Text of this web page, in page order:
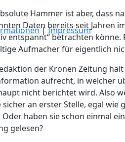
Hammer ist aber, dass
Daten bereits seit Jahren
entspannt“ betrachten
Aufmacher für eigentlich
der Kronen Zeitung
aufrecht, in welcher
nicht berichtet wird. Also
sicher an erster Stelle, egal
Oder haben sie schon einmal
gelesen?
| Impressum